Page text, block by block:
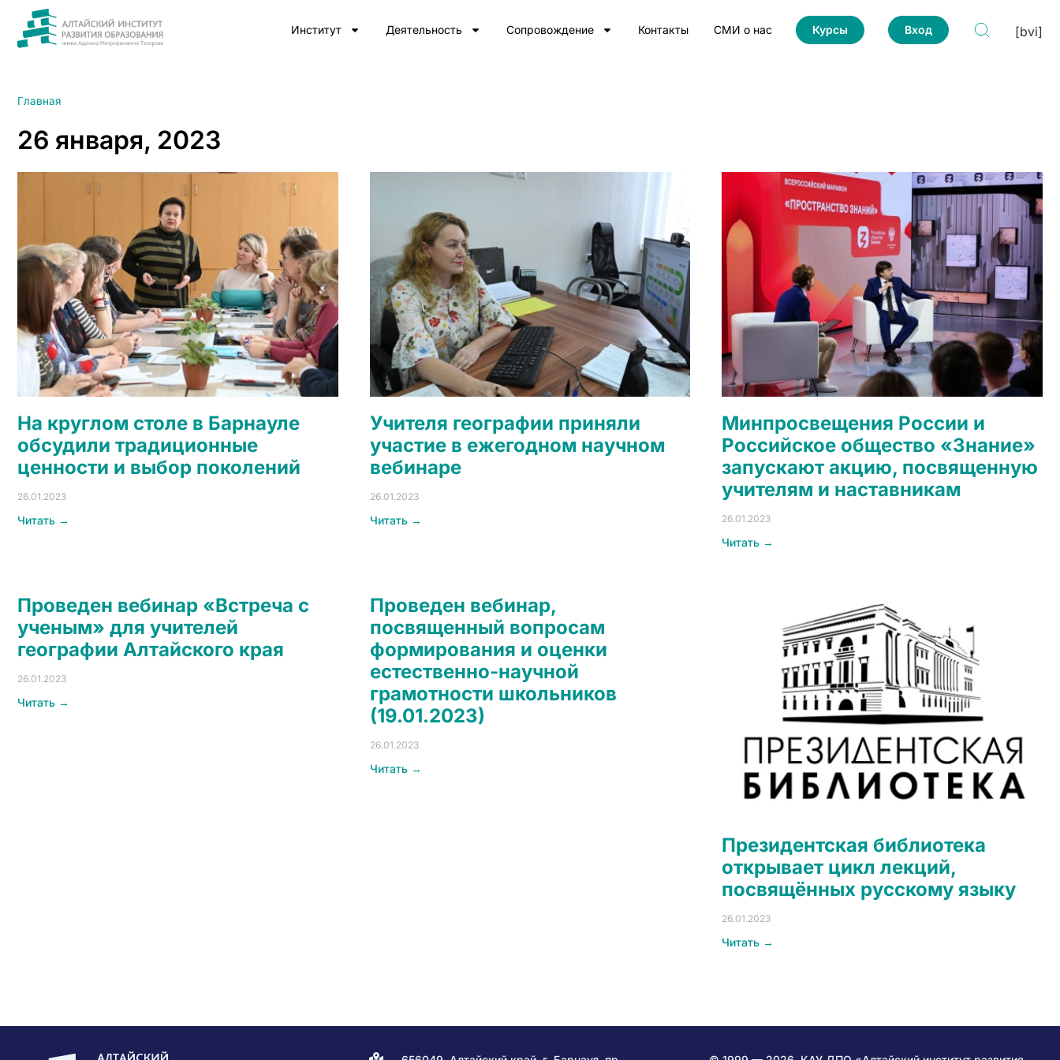
Институт Деятельность Сопровождение Контакты СМИ о нас Курсы Вход [bvi]
Главная
26 января, 2023
На круглом столе в Барнауле
обсудили традиционные
ценности и выбор поколений
26.01.2023
Читать →
Учителя географии приняли
участие в ежегодном научном
вебинаре
26.01.2023
Читать →
Минпросвещения России и
Российское общество «Знание»
запускают акцию, посвященную
учителям и наставникам
26.01.2023
Читать →
Проведен вебинар «Встреча с
ученым» для учителей
географии Алтайского края
26.01.2023
Читать →
Проведен вебинар,
посвященный вопросам
формирования и оценки
естественно-научной
грамотности школьников
(19.01.2023)
26.01.2023
Читать →
Президентская библиотека
открывает цикл лекций,
посвящённых русскому языку
26.01.2023
Читать →